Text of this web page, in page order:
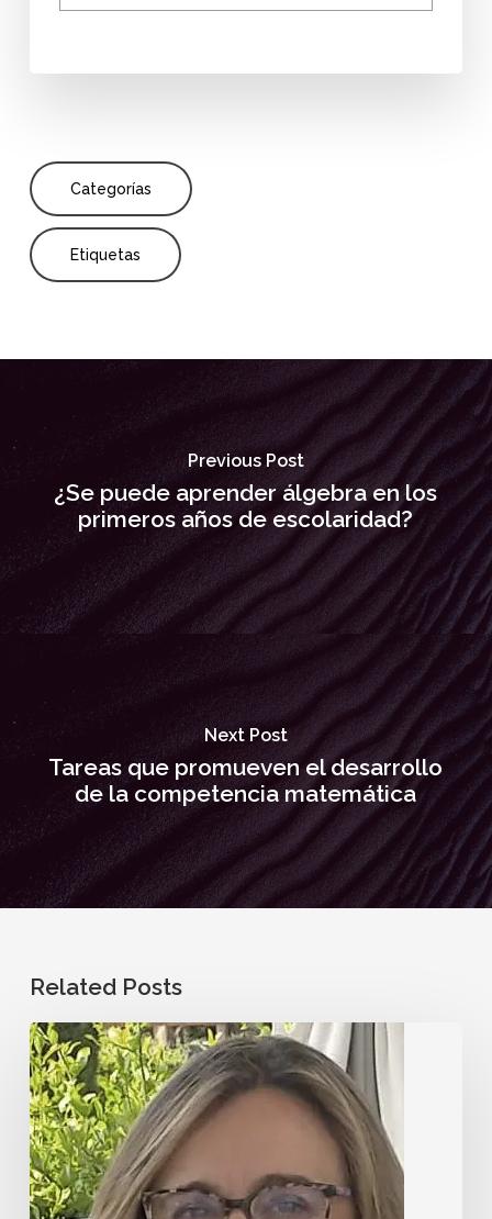
Categorías
Etiquetas
Previous Post
¿Se puede aprender álgebra en los
primeros años de escolaridad?
Next Post
Tareas que promueven el desarrollo
de la competencia matemática
Related Posts